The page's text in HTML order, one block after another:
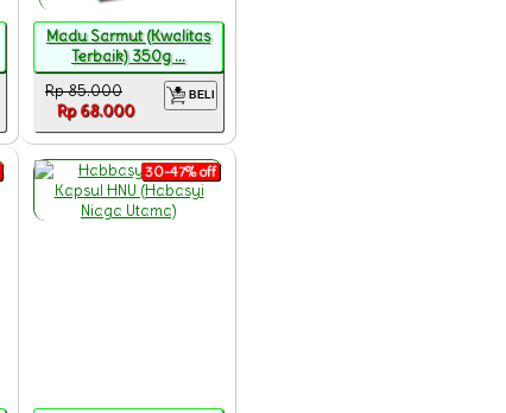
Madu Sarmut (Kwalitas
Terbaik) 350g ...
Rp 85.000
Rp 68.000
BELI
30-47% off